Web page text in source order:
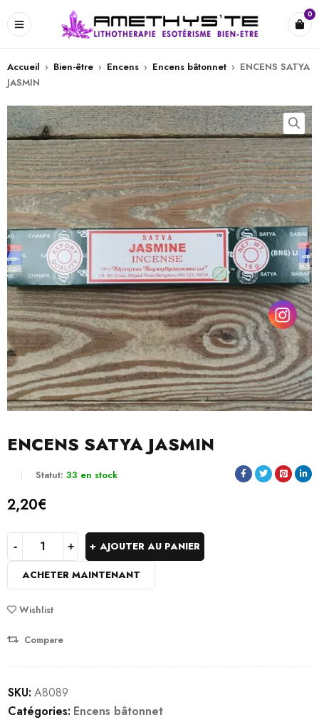
0
Accueil › Bien-être › Encens › Encens bâtonnet › ENCENS SATYA
JASMIN
ENCENS SATYA JASMIN
Statut: 33 en stock
2,20€
AJOUTER AU PANIER
ACHETER MAINTENANT
Wishlist
Compare
SKU: A8089
Catégories: Encens bâtonnet